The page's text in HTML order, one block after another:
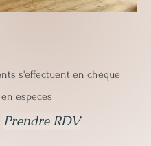
s'effectuent en chèque
especes
Prendre RDV